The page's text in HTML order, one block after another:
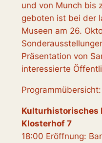
und von Munch bis
geboten ist bei der
Museen am 26.
Präsentation von
interessierte
Programmübersicht:
Kulturhistorisches
Klosterhof 7
18:00 Eröffnung: